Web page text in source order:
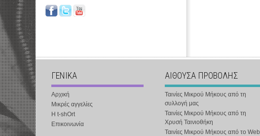
ΓΕΝΙΚΑ
Αρχική
Μικρές αγγελίες
Η t-shOrt
Επικοινωνία
ΑΙΘΟΥΣΑ ΠΡΟΒΟΛΗΣ
Ταινίες Μικρού Μήκους από τη
συλλογή μας
Ταινίες Μικρού Μήκους από τη
Χρυσή Ταινιοθήκη
Ταινίες Μικρού Μήκους από το Web